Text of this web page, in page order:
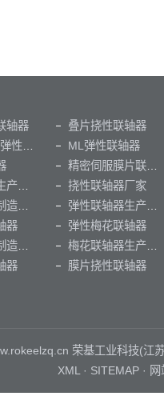
轴器
叠片挠性联轴器
ML弹性联轴器
挠性联轴器厂家
器
弹性梅花联轴器
器 膜片挠性联轴器
荣基工业科技(江
XML · SITEMAP ·